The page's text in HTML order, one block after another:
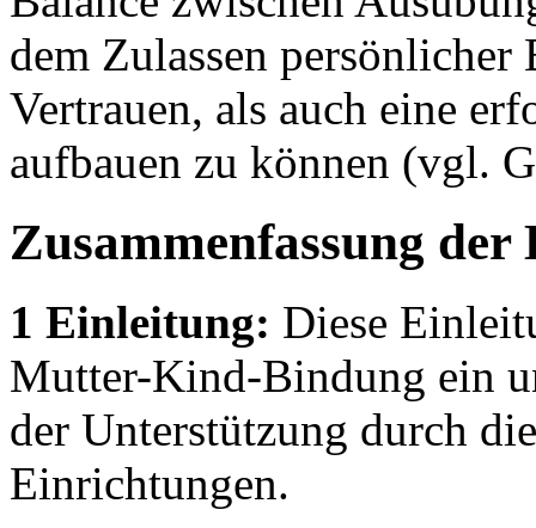
dem Zulassen
Vertrauen, als auch eine
aufbauen zu können (vgl.
Zusammenfassung der
1 Einleitung: Diese
Mutter-Kind-Bindung ein
der Unterstützung durch
Einrichtungen.